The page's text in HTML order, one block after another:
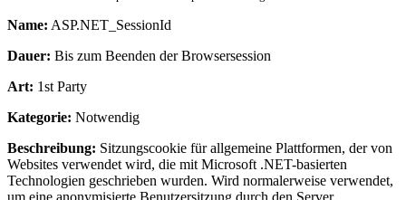
Name: ASP.NET_SessionId
Dauer: Bis zum Beenden der Browsersession
Art: 1st Party
Kategorie: Notwendig
Beschreibung: Sitzungscookie für allgemeine Plattformen, der von
Websites verwendet wird, die mit Microsoft .NET-basierten
Technologien geschrieben wurden. Wird normalerweise verwendet,
um eine anonymisierte Benutzersitzung durch den Server